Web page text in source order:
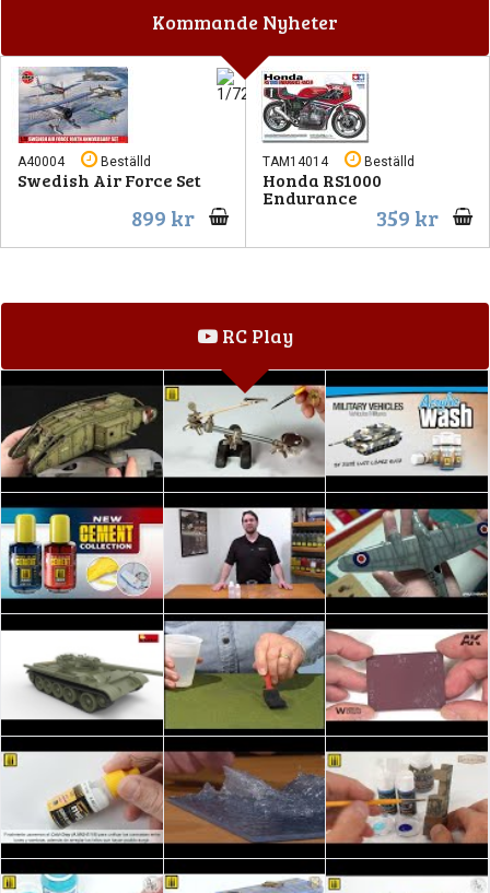
Kommande Nyheter
A40004 Beställd
Swedish Air Force Set
899 kr
TAM14014 Beställd
Honda RS1000
Endurance
359 kr
RC Play